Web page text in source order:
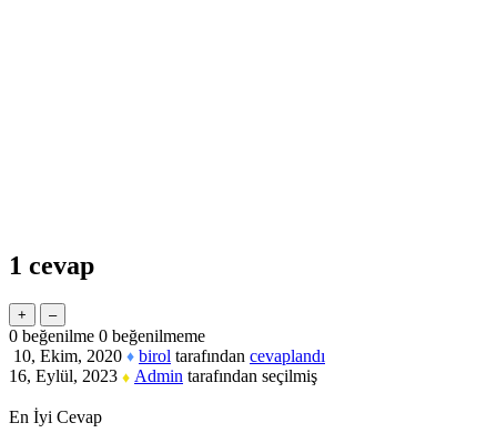
1 cevap
0 beğenilme 0 beğenilmeme
10, Ekim, 2020 ♦ birol tarafından cevaplandı
16, Eylül, 2023 ♦ Admin tarafından seçilmiş
En İyi Cevap